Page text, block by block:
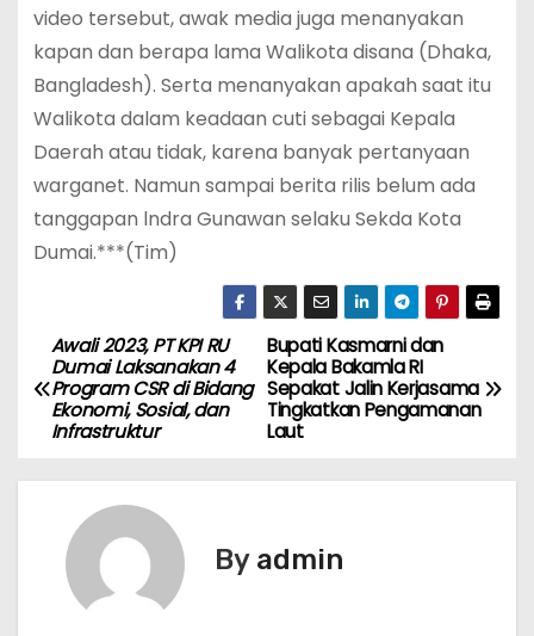
video tersebut, awak media juga menanyakan
kapan dan berapa lama Walikota disana (Dhaka,
Bangladesh). Serta menanyakan apakah saat itu
Walikota dalam keadaan cuti sebagai Kepala
Daerah atau tidak, karena banyak pertanyaan
warganet. Namun sampai berita rilis belum ada
tanggapan lndra Gunawan selaku Sekda Kota
Dumai.***(Tim)
P
o
Bupati Kasmarni dan
Kepala Bakamla RI
Sepakat Jalin Kerjasama
Tingkatkan Pengamanan
Laut
Awali 2023, PT KPI RU
Dumai Laksanakan 4
Program CSR di Bidang
Ekonomi, Sosial, dan
Infrastruktur
By admin